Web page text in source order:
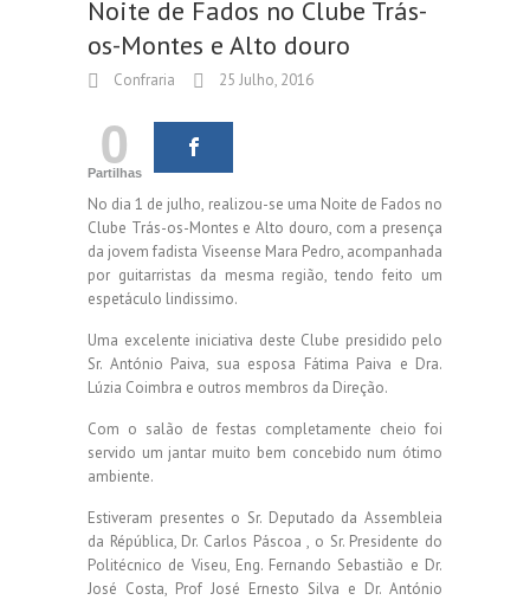
Noite de Fados no Clube Trás-
os-Montes e Alto douro
Confraria 25 Julho, 2016
0
Partilhas
No dia 1 de julho, realizou-se uma Noite de Fados no
Clube Trás-os-Montes e Alto douro, com a presença
da jovem fadista Viseense Mara Pedro, acompanhada
por guitarristas da mesma região, tendo feito um
espetáculo lindissimo.
Uma excelente iniciativa deste Clube presidido pelo
Sr. António Paiva, sua esposa Fátima Paiva e Dra.
Lúzia Coimbra e outros membros da Direção.
Com o salão de festas completamente cheio foi
servido um jantar muito bem concebido num ótimo
ambiente.
Estiveram presentes o Sr. Deputado da Assembleia
da Répública, Dr. Carlos Páscoa , o Sr. Presidente do
Politécnico de Viseu, Eng. Fernando Sebastião e Dr.
José Costa, Prof José Ernesto Silva e Dr. António